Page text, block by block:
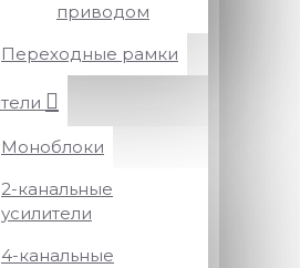
приводом
Переходные рамки
Моноблоки
2-канальные
усилители
4-канальные